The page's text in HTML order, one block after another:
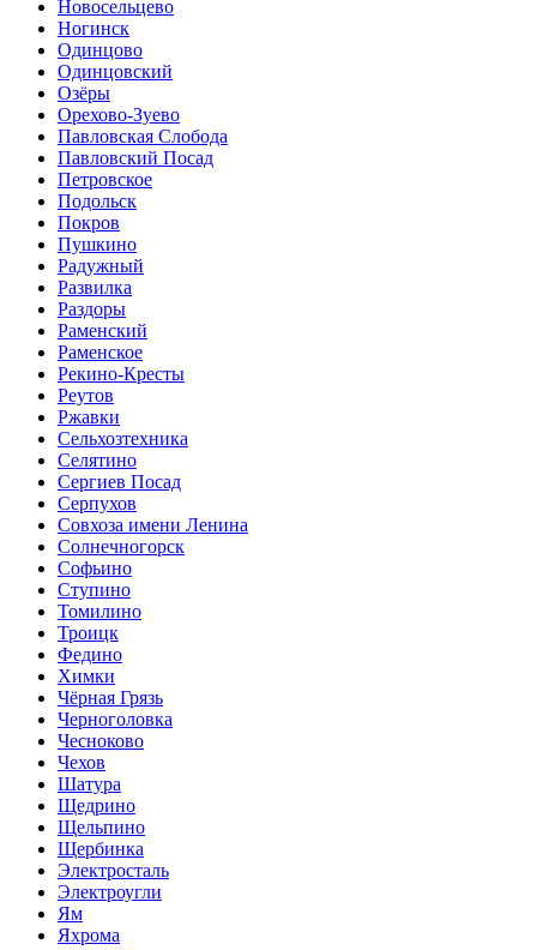
Новосельцево
Ногинск
Одинцово
Одинцовский
Озёры
Орехово-Зуево
Павловская Слобода
Павловский Посад
Петровское
Подольск
Покров
Пушкино
Радужный
Развилка
Раздоры
Раменский
Раменское
Рекино-Кресты
Реутов
Ржавки
Сельхозтехника
Селятино
Сергиев Посад
Серпухов
Совхоза имени Ленина
Солнечногорск
Софьино
Ступино
Томилино
Троицк
Федино
Химки
Чёрная Грязь
Черноголовка
Чесноково
Чехов
Шатура
Щедрино
Щельпино
Щербинка
Электросталь
Электроугли
Ям
Яхрома